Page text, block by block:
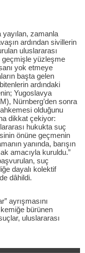
yayılan, zamanla
ardından sivillerin
uluslararası
geçmişle yüzleşme
yok etmeye
başta gelen
ardındaki
Yugoslavya
Nürnberg’den sonra
olduğunu
dikkat çekiyor:
hukukta suç
önüne geçmenin
yanında, barışın
amacıyla kuruldu.”
suç
dayalı kolektif
dâhildi.
ayrışmasını
bürünen
uluslararası